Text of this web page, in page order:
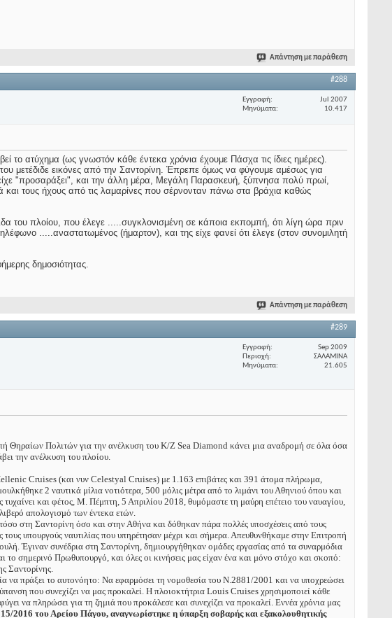
Απάντηση με παράθεση
#288
Εγγραφή
Jul 2007
Μηνύματα
10.417
το ατύχημα (ως γνωστόν κάθε έντεκα χρόνια έχουμε Πάσχα τις ίδιες ημέρες).
μετέδιδε εικόνες από την Σαντορίνη. Έπρεπε όμως να φύγουμε αμέσως για
"προσαράξει", και την άλλη μέρα, Μεγάλη Παρασκευή, ξύπνησα πολύ πρωί,
τους ήχους από τις λαμαρίνες που σέρνονταν πάνω στα βράχια καθώς
του πλοίου, που έλεγε .....συγκλονισμένη σε κάποια εκπομπή, ότι λίγη ώρα πριν
.....αναστατωμένος (ήμαρτον), και της είχε φανεί ότι έλεγε (στον συνομιλητή
δημοσιότητας.
Απάντηση με παράθεση
#289
Εγγραφή
Sep 2009
Περιοχή
ΣΑΛΑΜΙΝΑ
Μηνύματα
21.605
Θηραίων Πολιτών για την ανέλκυση του Κ/Ζ Sea Diamond κάνει μια αναδρομή σε όλα όσα
την ανέλκυση του πλοίου.
Cruises (και νυν Celestyal Cruises) με 1.163 επιβάτες και 391 άτομα πλήρωμα,
2 ναυτικά μίλια νοτιότερα, 500 μόλις μέτρα από το λιμάνι του Αθηνιού όπου και
και φέτος, Μ. Πέμπτη, 5 Απριλίου 2018, θυμόμαστε τη μαύρη επέτειο του ναυαγίου,
απολογισμό των έντεκα ετών.
στη Σαντορίνη όσο και στην Αθήνα και δόθηκαν πάρα πολλές υποσχέσεις από τους
υπουργούς ναυτιλίας που υπηρέτησαν μέχρι και σήμερα. Απευθυνθήκαμε στην Επιτροπή
Έγιναν συνέδρια στη Σαντορίνη, δημιουργήθηκαν ομάδες εργασίας από τα συναρμόδια
το σημερινό Πρωθυπουργό, και όλες οι κινήσεις μας είχαν ένα και μόνο στόχο και σκοπό:
Σαντορίνης.
να πράξει το αυτονόητο: Να εφαρμόσει τη νομοθεσία του Ν.2881/2001 και να υποχρεώσει
που συνεχίζει να μας προκαλεί. Η πλοιοκτήτρια Louis Cruises χρησιμοποιεί κάθε
να πληρώσει για τη ζημιά που προκάλεσε και συνεχίζει να προκαλεί. Εννέα χρόνια μας
2016 του Αρείου Πάγου, αναγνωρίστηκε η ύπαρξη σοβαρής και εξακολουθητικής